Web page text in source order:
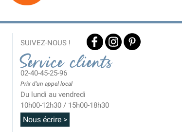
SUIVEZ-NOUS !
Service clients
02-40-45-25-96
Prix d'un appel local
Du lundi au vendredi
10h00-12h30 / 15h00-18h30
Nous écrire >